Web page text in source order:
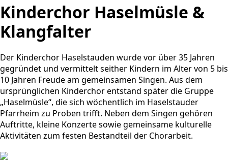
Kinderchor Haselmüsle &
Klangfalter
Der Kinderchor Haselstauden wurde vor über 35 Jahren
gegründet und vermittelt seither Kindern im Alter von 5 bis
10 Jahren Freude am gemeinsamen Singen. Aus dem
ursprünglichen Kinderchor entstand später die Gruppe
„Haselmüsle“, die sich wöchentlich im Haselstauder
Pfarrheim zu Proben trifft. Neben dem Singen gehören
Auftritte, kleine Konzerte sowie gemeinsame kulturelle
Aktivitäten zum festen Bestandteil der Chorarbeit.